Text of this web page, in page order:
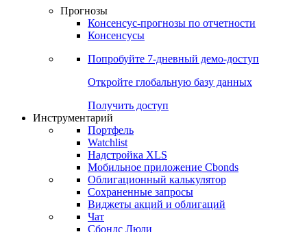
Прогнозы
Консенсус-прогнозы по отчетности
Консенсусы
Попробуйте 7-дневный демо-доступ
Откройте глобальную базу данных
Получить доступ
Инструментарий
Портфель
Watchlist
Надстройка XLS
Мобильное приложение Cbonds
Облигационный калькулятор
Сохраненные запросы
Виджеты акций и облигаций
Чат
Сбондс Люди